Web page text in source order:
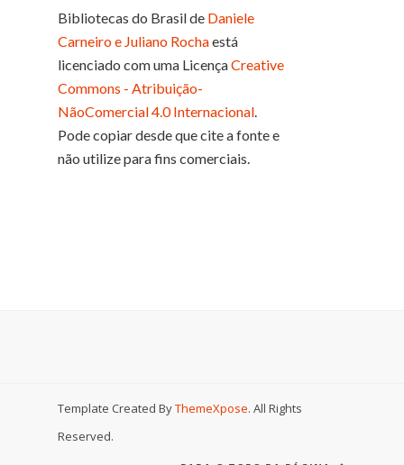
Bibliotecas do Brasilde Daniele
Carneiro e Juliano Rochaestá
licenciado com uma LicençaCreative
Commons - Atribuição-
NãoComercial 4.0 Internacional.
Pode copiar desde que cite a fonte e
não utilize para fins comerciais.
Template Created ByThemeXpose. All Rights
Reserved.